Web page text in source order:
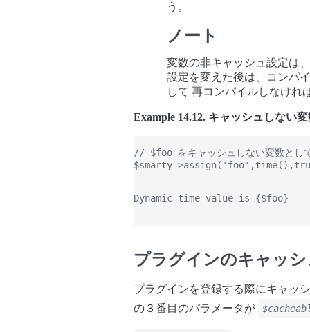
う。
ノート
変数の非キャッシュ設定は
設定を変えた後は、コンパ
して 再コンパイルしなけれ
Example 14.12. キャッシュしない
// $foo をキャッシュしない変数とし
$smarty-
Dynamic time value is {$foo}
プラグインのキャッ
プラグインを登録する際にキャッ
の３番目のパラメータが